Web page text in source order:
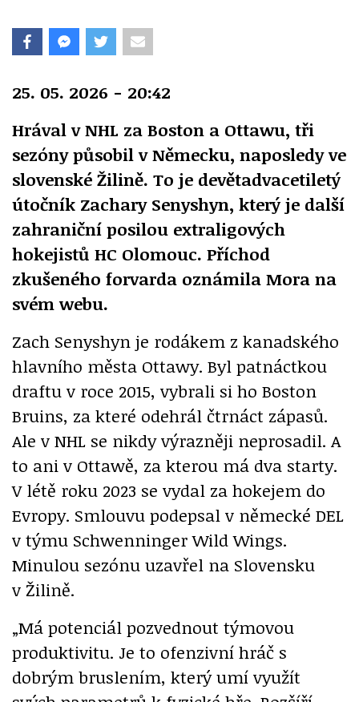
25. 05. 2026 - 20:42
Hrával v NHL za Boston a Ottawu, tři
sezóny působil v Německu, naposledy ve
slovenské Žilině. To je devětadvacetiletý
útočník Zachary Senyshyn, který je další
zahraniční posilou extraligových
hokejistů HC Olomouc. Příchod
zkušeného forvarda oznámila Mora na
svém webu.
Zach Senyshyn je rodákem z kanadského
hlavního města Ottawy. Byl patnáctkou
draftu v roce 2015, vybrali si ho Boston
Bruins, za které odehrál čtrnáct zápasů.
Ale v NHL se nikdy výrazněji neprosadil. A
to ani v Ottawě, za kterou má dva starty.
V létě roku 2023 se vydal za hokejem do
Evropy. Smlouvu podepsal v německé DEL
v týmu Schwenninger Wild Wings.
Minulou sezónu uzavřel na Slovensku
v Žilině.
„Má potenciál pozvednout týmovou
produktivitu. Je to ofenzivní hráč s
dobrým bruslením, který umí využít